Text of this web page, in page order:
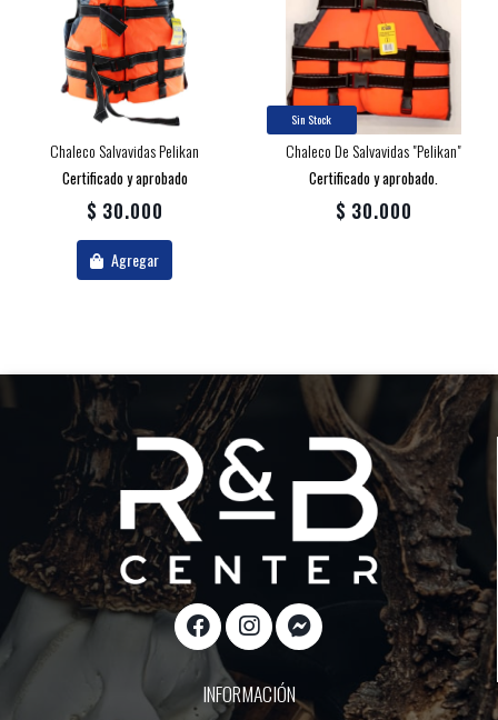
Chaleco Salvavidas Pelikan
Certificado y aprobado
$ 30.000
Agregar
Sin Stock
Chaleco De Salvavidas "pelikan"
Certificado y aprobado.
$ 30.000
INFORMACIÓN